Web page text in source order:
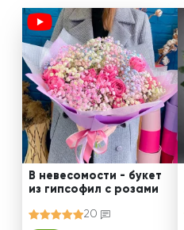
В невесомости - букет
из гипсофил с розами
20